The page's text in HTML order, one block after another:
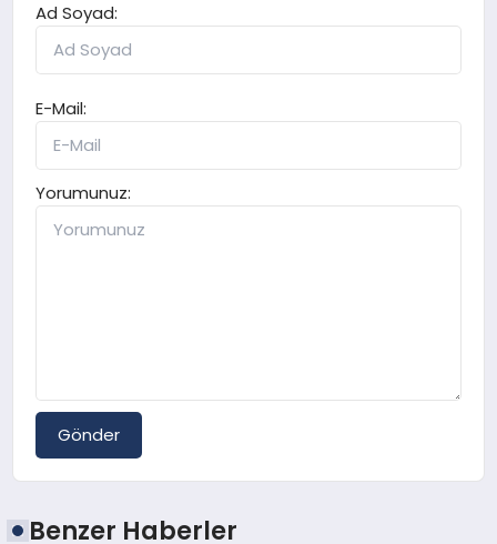
Ad Soyad:
E-Mail:
Yorumunuz:
Gönder
Benzer Haberler